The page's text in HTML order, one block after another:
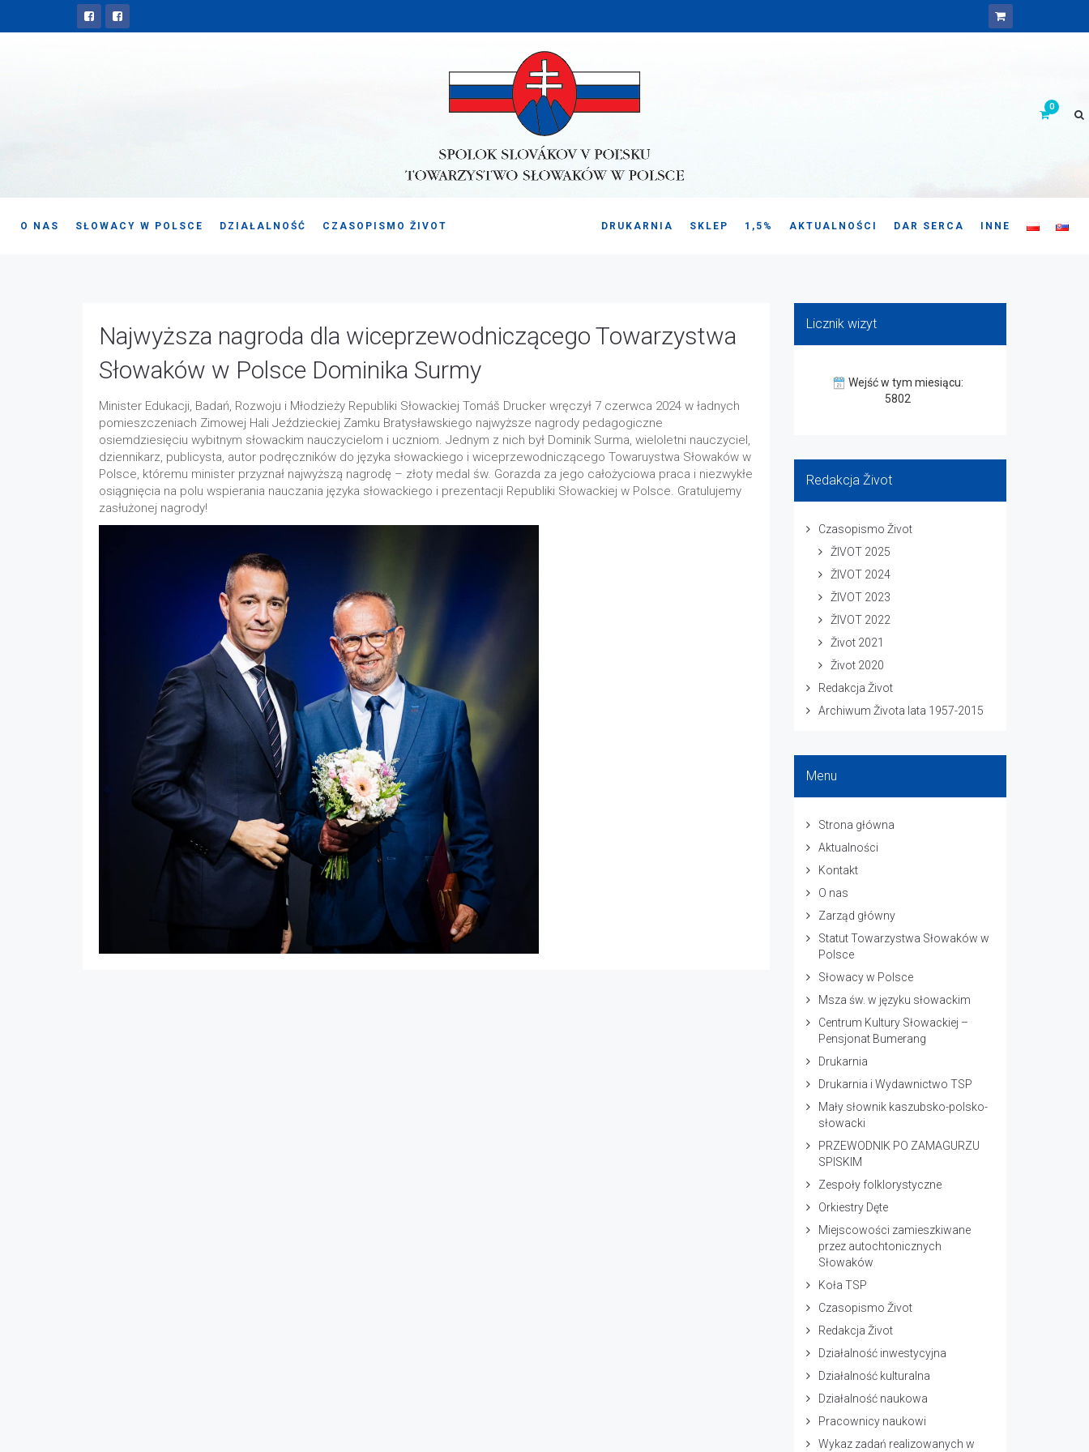
O NAS SŁOWACY W POLSCE DZIAŁALNOŚĆ CZASOPISMO ŽIVOT DRUKARNIA SKLEP 1,5% AKTUALNOŚCI DAR SERCA INNE
Najwyższa nagroda dla wiceprzewodniczącego Towarzystwa
Słowaków w Polsce Dominika Surmy
Minister Edukacji, Badań, Rozwoju i Młodzieży Republiki Słowackiej Tomáš Drucker wręczył 7 czerwca 2024 w ładnych
pomieszczeniach Zimowej Hali Jeździeckiej Zamku Bratysławskiego najwyższe nagrody pedagogiczne
osiemdziesięciu wybitnym słowackim nauczycielom i uczniom. Jednym z nich był Dominik Surma, wieloletni nauczyciel,
dziennikarz, publicysta, autor podręczników do języka słowackiego i wiceprzewodniczącego Towaruystwa Słowaków w
Polsce, któremu minister przyznał najwyższą nagrodę – złoty medal św. Gorazda za jego całożyciowa praca i niezwykłe
osiągnięcia na polu wspierania nauczania języka słowackiego i prezentacji Republiki Słowackiej w Polsce. Gratulujemy
zasłużonej nagrody!
Licznik wizyt
Wejść w tym miesiącu:
5802
Redakcja Život
Czasopismo Život
ŽIVOT 2025
ŽIVOT 2024
ŽIVOT 2023
ŽIVOT 2022
Život 2021
Život 2020
Redakcja Život
Archiwum Života lata 1957-2015
Menu
Strona główna
Aktualności
Kontakt
O nas
Zarząd główny
Statut Towarzystwa Słowaków w
Polsce
Słowacy w Polsce
Msza św. w języku słowackim
Centrum Kultury Słowackiej –
Pensjonat Bumerang
Drukarnia
Drukarnia i Wydawnictwo TSP
Mały słownik kaszubsko-polsko-
słowacki
PRZEWODNIK PO ZAMAGURZU
SPISKIM
Zespoły folklorystyczne
Orkiestry Dęte
Miejscowości zamieszkiwane
przez autochtonicznych
Słowaków
Koła TSP
Czasopismo Život
Redakcja Život
Działalność inwestycyjna
Działalność kulturalna
Działalność naukowa
Pracownicy naukowi
Wykaz zadań realizowanych w